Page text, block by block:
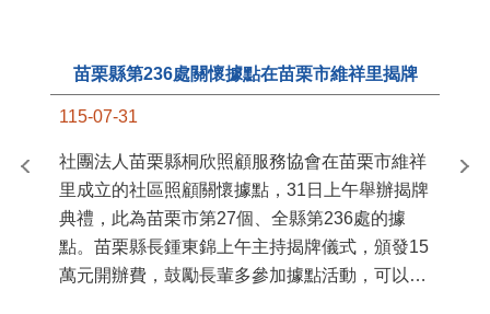
苗栗縣第236處關懷據點在苗栗市維祥里揭牌
115-07-31
社團法人苗栗縣桐欣照顧服務協會在苗栗市維祥
里成立的社區照顧關懷據點，31日上午舉辦揭牌
典禮，此為苗栗市第27個、全縣第236處的據
點。苗栗縣長鍾東錦上午主持揭牌儀式，頒發15
萬元開辦費，鼓勵長輩多參加據點活動，可以更
國